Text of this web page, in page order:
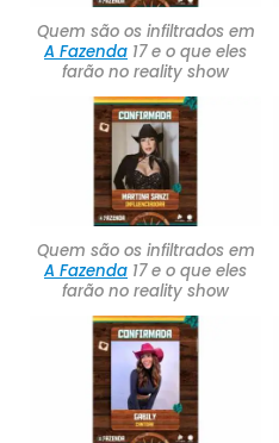
Quem são os infiltrados em
A Fazenda 17 e o que eles
farão no reality show
Quem são os infiltrados em
A Fazenda 17 e o que eles
farão no reality show